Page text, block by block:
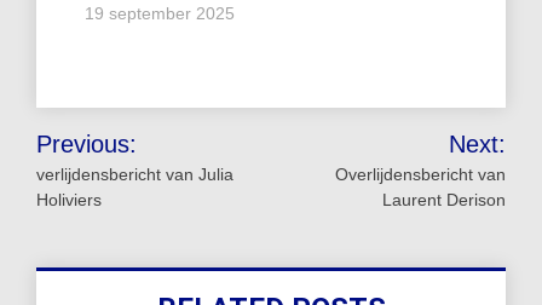
19 september 2025
Bericht
navigatie
Previous:
verlijdensbericht van Julia
Holiviers
Next:
Overlijdensbericht van
Laurent Derison